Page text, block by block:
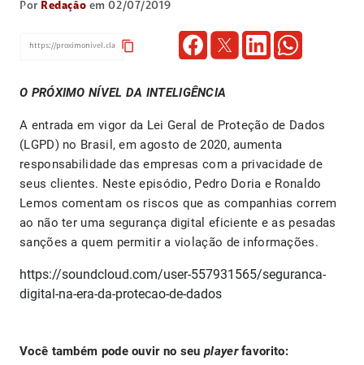
Por Redação em 02/07/2019
content_copy
O PRÓXIMO NÍVEL DA INTELIGÊNCIA
A entrada em vigor da Lei Geral de Proteção de Dados
(LGPD) no Brasil, em agosto de 2020, aumenta
responsabilidade das empresas com a privacidade de
seus clientes. Neste episódio, Pedro Doria e Ronaldo
Lemos comentam os riscos que as companhias correm
ao não ter uma segurança digital eficiente e as pesadas
sanções a quem permitir a violação de informações.
https://soundcloud.com/user-557931565/seguranca-
digital-na-era-da-protecao-de-dados
Você também pode ouvir no seu playerfavorito: